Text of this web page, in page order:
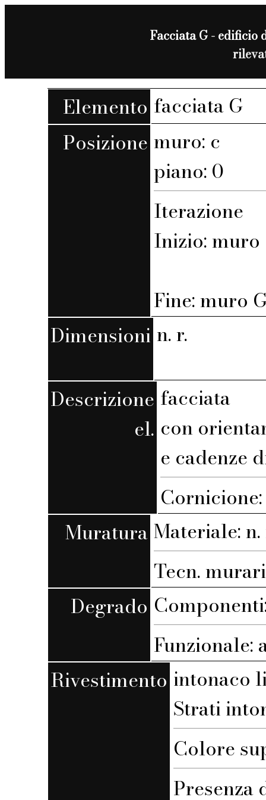
Facciata G - edificio
Elemento facciata G
Posizione muro: c
piano: 0
Iterazione
Inizio: muro
Fine: muro
Dimensioni n. r.
Descrizione
el.
facciata
con
e cadenze
Muratura Materiale: n.
Tecn.
Degrado
Funzionale:
Rivestimento intonaco
Strati
Colore
Presenza